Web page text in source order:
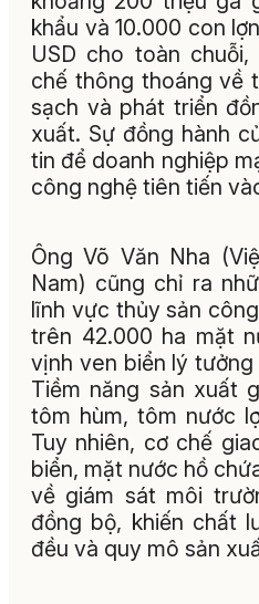
khẩu và 10.000 con
USD cho toàn
chế thông thoáng về
sạch và phát triển
xuất. Sự đồng hành
tin để doanh nghiệp
công nghệ tiên tiến
Ông Võ Văn Nha
Nam) cũng chỉ ra
lĩnh vực thủy sản
trên 42.000 ha mặt
vịnh ven biển lý
Tiềm năng sản xuất
tôm hùm, tôm nước
Tuy nhiên, cơ chế
biển, mặt nước hồ
về giám sát môi
đồng bộ, khiến chất
đều và quy mô sản